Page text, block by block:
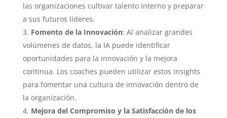
las organizaciones cultivar talento interno y preparar
a sus futuros líderes.
Fomento de la Innovación: Al analizar grandes
volúmenes de datos, la IA puede identificar
oportunidades para la innovación y la mejora
continua. Los coaches pueden utilizar estos insights
para fomentar una cultura de innovación dentro de
la organización.
Mejora del Compromiso y la Satisfacción de los